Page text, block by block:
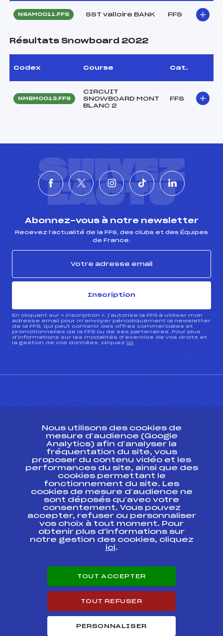
NSAM0011.FFS SST valloire BANK FFS
Résultats Snowboard 2022
Codex Course Cat.
NMBM0013.FFS
CIRCUIT
SNOWBOARD MONT
BLANC 2
FFS
SUIVEZ
L'ACTU
Abonnez-vous à notre newsletter
Recevez l’actualité de la FFS, des clubs et des Équipes
de France.
Inscription
En cliquant sur « inscription », j’autorise la FFS à utiliser mon
adresse email pour m’envoyer périodiquement la newsletter
de la FFS, qui peut contenir des offres commerciales et
promotionnelles de la FFS ou de ses partenaires. Pour plus
d’informations sur les modalités d’exercice de vos droits et
la gestion de vos données, cliquez ici
ESPACE PRESSE
Ressources
Pass’Neige
Projet sportif fédéral
Projet de performance fédéral
Antidopage
Pôle Développement, Formation, Suivi
Scientifique
Listes ministérielles
Pôle vie de l’athlète
Carrières
Nous utilisons des cookies de
mesure d’audience (Google
Analytics) afin d’analyser la
fréquentation du site, vous
proposer du contenu vidéo et les
performances du site, ainsi que des
cookies permettant le
fonctionnement du site. Les
cookies de mesure d’audience ne
sont déposés qu’avec votre
consentement. Vous pouvez
accepter, refuser ou personnaliser
vos choix à tout moment. Pour
obtenir plus d'informations sur
notre gestion des cookies, cliquez
ici.
TOUT ACCEPTER
TOUT REFUSER
PERSONNALISER